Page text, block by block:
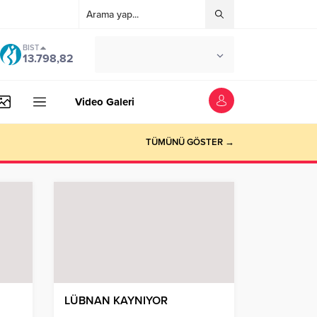
BIST
13.798,82
Video Galeri
TÜMÜNÜ GÖSTER →
LÜBNAN KAYNIYOR